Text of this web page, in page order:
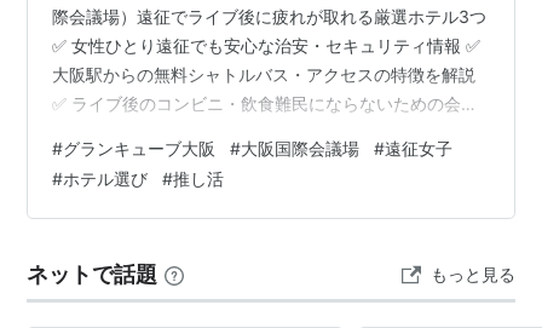
際会議場）遠征でライブ後に疲れが取れる厳選ホテル3つ
✅ 女性ひとり遠征でも安心な治安・セキュリティ情報 ✅
大阪駅からの無料シャトルバス・アクセスの特徴を解説
✅ ライブ後のコンビニ・飲食難民にならないための会場
ブ日が近づくと埋まるので、先に確認しておくのが安
全。▶ 三井ガーデンホテル大阪プレミア（コスパ回復
型）▶ ホテル阪神大阪（バランス型）▶ リーガロイヤル
て外に出た瞬間—— 足はパンパン、汗が引いて体がじん
わり冷えてくる。…
#グランキューブ大阪 #大阪国際会議場 #遠征女子
#ホテル選び #推し活
ネットで話題 もっと見る